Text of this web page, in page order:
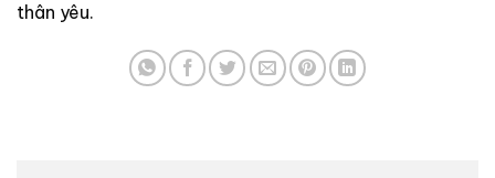
thân yêu.